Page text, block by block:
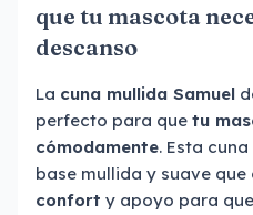
que tu mascota
descanso
La cuna mullida Samuel
perfecto para que tu
cómodamente. Esta
base mullida y suave
confort y apoyo para